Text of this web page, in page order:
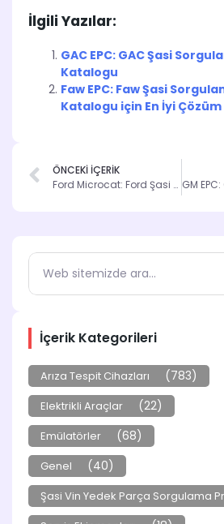
İçerik Kategorileri
Arıza Tespit Cihazları (783)
Elektrikli Araçlar (22)
Emülatörler (68)
Genel (40)
Şasi Vin Yedek Parça Sorgulama
İlgili Yazılar:
GAC EPC: GAC Şasi
Katalogu
Faw EPC: Faw Şasi
Katalogu için En İyi Çözüm
ÖNCEKİ İÇERİK
Ford Microcat: Ford Şasi Sorgulama İçin En İyi Çözüm